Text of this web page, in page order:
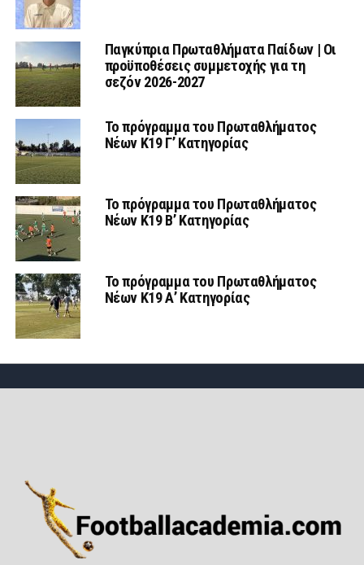
Παγκύπρια Πρωταθλήματα Παίδων | Οι
προϋποθέσεις συμμετοχής για τη
σεζόν 2026-2027
Το πρόγραμμα του Πρωταθλήματος
Νέων Κ19 Γ’ Κατηγορίας
Το πρόγραμμα του Πρωταθλήματος
Νέων Κ19 Β’ Κατηγορίας
Το πρόγραμμα του Πρωταθλήματος
Νέων Κ19 Α’ Κατηγορίας